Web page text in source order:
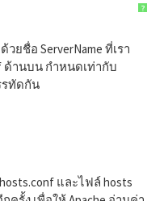
?
วยชื่อ ServerName ที่เรา
ด้านบน กำหนดเท่ากับ
รทัดกัน
และไฟล์ hosts